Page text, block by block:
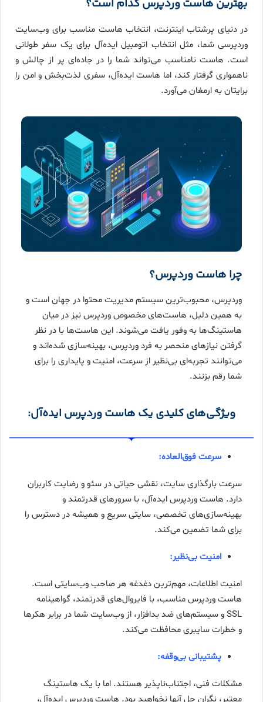
بهترین هاست وردپرس کدام است؟
در دنیای پرشتاب اینترنت، انتخاب هاست مناسب برای وب‌سایت
وردپرسی شما، مثل انتخاب اتومبیل ایده‌آل برای یک سفر طولانی
است. هاست نامناسب می‌تواند شما را در جاده‌ای پر از چالش و
ناهمواری گرفتار کند، اما هاست ایده‌آل، سفری لذت‌بخش و امن را
برایتان به ارمغان می‌آورد.
چرا هاست وردپرس؟
وردپرس، محبوب‌ترین سیستم مدیریت محتوا در جهان است و
به همین دلیل، هاست‌های مخصوص وردپرس نیز در میان
هاستینگ‌ها به وفور یافت می‌شوند. این هاست‌ها با در نظر
گرفتن نیازهای منحصر به فرد وردپرس، بهینه‌سازی شده‌اند و
می‌توانند تجربه‌ای بی‌نظیر از سرعت، امنیت و پایداری را برای
شما رقم بزنند.
ویژگی‌های کلیدی یک هاست وردپرس ایده‌آل:
سرعت فوق‌العاده:
سرعت بارگذاری سایت، نقشی حیاتی در سئو و رضایت کاربران
دارد. هاست وردپرس ایده‌آل، با سرورهای قدرتمند و
بهینه‌سازی‌های تخصصی، سایتی سریع و همیشه در دسترس را
برای شما تضمین می‌کند.
امنیت بی‌نظیر:
امنیت اطلاعات، مهم‌ترین دغدغه هر صاحب وب‌سایتی است.
هاست وردپرس مناسب، با فایروال‌های قدرتمند، گواهینامه
SSL و سیستم‌های ضد بدافزار، از وب‌سایت شما در برابر هکرها
و خطرات سایبری محافظت می‌کند.
پشتیبانی بی‌وقفه:
مشکلات فنی، اجتناب‌ناپذیر هستند. اما با یک هاستینگ
معتبر، نگران حل آنها نخواهید بود. هاست وردپرس ایده‌آل،